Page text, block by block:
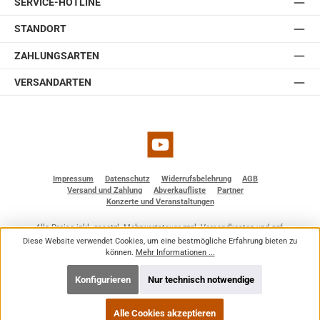
Zubehörteile einfach und schnell installieren. Sie ist
STANDORT
ZAHLUNGSARTEN
VERSANDARTEN
YouTube
Impressum Datenschutz Widerrufsbelehrung
AGB
Versand und Zahlung
Abverkaufliste
Partner
Konzerte und Veranstaltungen
Alle Preise inkl. gesetzl. Mehrwertsteuer zzgl.Versandkostenund ggf.
Nachnahmegebühren, wenn nicht anders angegeben.
© 2026 BF - Dienstleistungen - Alle Rechte vorbehalten. Theme by
Diese Website verwendet Cookies, um eine bestmögliche Erfahrung bieten zu
können. Mehr Informationen ...
Nur technisch notwendige
Konfigurieren
Alle Cookies akzeptieren